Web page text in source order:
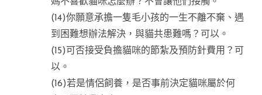
媽不喜歡貓咪怎麼辦？不會讓他們接觸。
(14)你願意承擔一隻毛小孩的一生不離不棄、遇
到困難想辦法解決，與貓共患難嗎？可以。
(15)可否接受負擔貓咪的節紮及預防針費用？可
以。
(16)若是情侶飼養，是否事前決定貓咪屬於何